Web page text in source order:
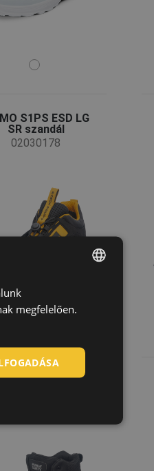
S1PS ESD LG
SR szandál
02030178
S3S MF SR
CZECH
SLOVAK
DUTCH
megfelelően.